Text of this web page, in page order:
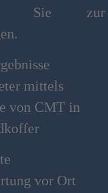
die Sie zur
mittels
von CMT in
vor Ort